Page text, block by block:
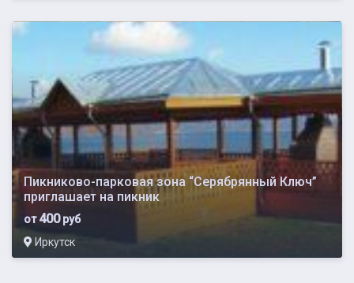
Пикниково-парковая зона “Серябрянный Ключ”
приглашает на пикник
от400руб
Иркутск